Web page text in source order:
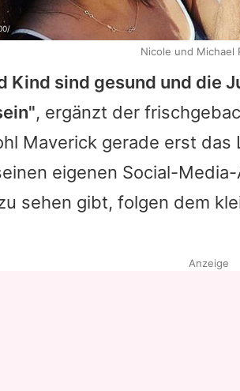
Kind sind gesund und die
, ergänzt der
Maverick gerade erst
eigenen Social-
sehen gibt, folgen dem
Nicole und Michael
Anzeige